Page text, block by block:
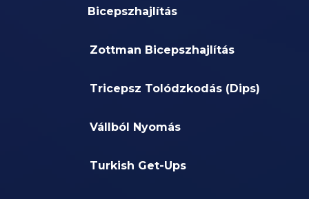
Bicepszhajlítás
Zottman Bicepszhajlítás
Tricepsz Tolódzkodás (Dips)
Vállból Nyomás
Turkish Get-Ups